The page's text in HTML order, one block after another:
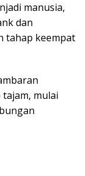
manusia,
dan
tahap keempat
mulai